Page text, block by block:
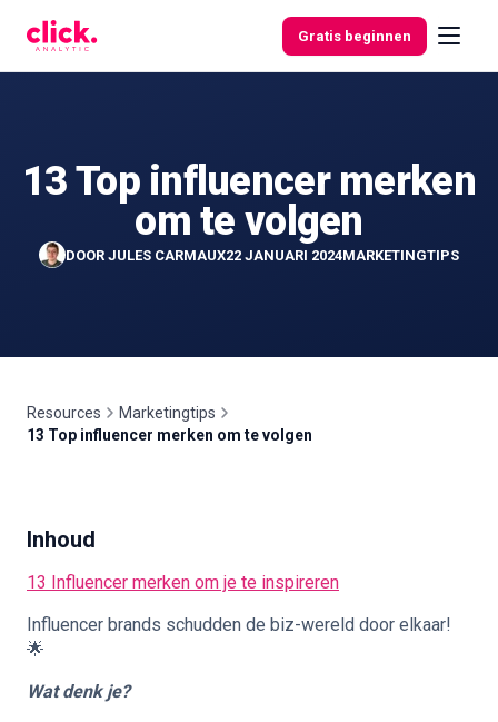
Gratis beginnen
Functies
Gratis
tools
13 Top influencer merken
om te volgen
DOOR JULES CARMAUX22 JANUARI 2024MARKETINGTIPS
Resources
Marketingtips
13 Top influencer merken om te volgen
Inhoud
13 Influencer merken om je te inspireren
Influencer brands schudden de biz-wereld door elkaar!
🌟
Wat denk je?